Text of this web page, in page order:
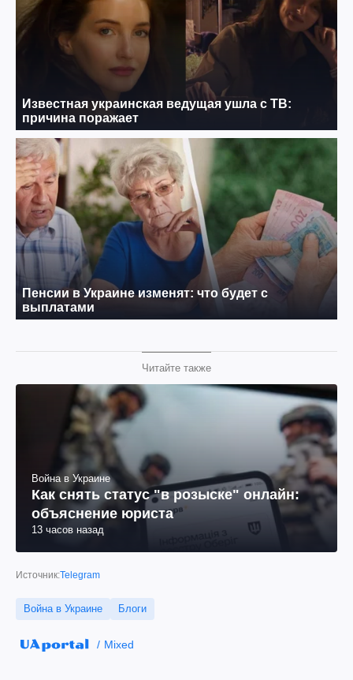
Читайте также
Война в Украине
Как снять статус "в розыске" онлайн:
объяснение юриста
13 часов назад
Источник:Telegram
Война в Украине Блоги
Mixed